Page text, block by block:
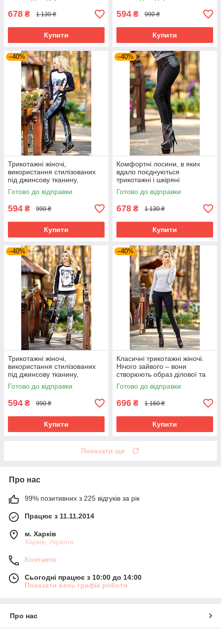
678 ₴ 1 130 ₴
Купити
594 ₴ 990 ₴
Купити
–40%
Трикотажні жіночі,
використання стилізованих
під джинсову тканину,
турецький трикотаж
Готово до відправки
594 ₴ 990 ₴
Купити
–40%
Комфортні лосини, в яких
вдало поєднуються
трикотажні і шкіряні
елементи.
Готово до відправки
678 ₴ 1 130 ₴
Купити
–40%
Трикотажні жіночі,
використання стилізованих
під джинсову тканину,
турецький трикотаж
Готово до відправки
594 ₴ 990 ₴
Купити
–40%
Класичні трикотажні жіночі.
Нічого зайвого – вони
створюють образ ділової та
цілеспрямованої жінки.
Готово до відправки
696 ₴ 1 160 ₴
Купити
Показати ще
Про нас
99% позитивних з 225 відгуків за рік
Працює з 11.11.2014
м. Харків
Харків, Україна
Контакти
Сьогодні працює з 10:00 до 14:00
Показати весь графік роботи
Про нас